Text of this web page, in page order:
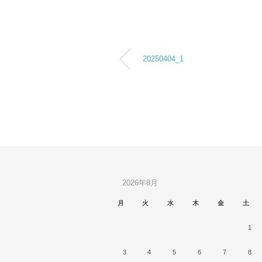
20250404_1
2026年8月
月 火 水 木 金 土
1
3 4 5 6 7 8